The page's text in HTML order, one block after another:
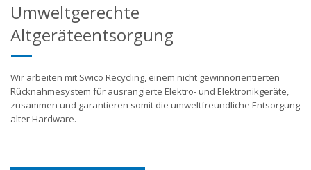
Umweltgerechte
Altgeräteentsorgung
Wir arbeiten mit Swico Recycling, einem nicht gewinnorientierten
Rücknahmesystem für ausrangierte Elektro- und Elektronikgeräte,
zusammen und garantieren somit die umweltfreundliche Entsorgung
alter Hardware.